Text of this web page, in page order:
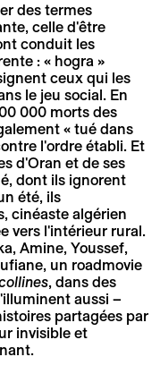
des termes
celle d'être
conduit les
: « hogra »
ceux qui les
le jeu social. En
000 morts des
« tué dans
l'ordre établi. Et
d'Oran et de ses
dont ils ignorent
été, ils
cinéaste algérien
vers l'intérieur rural.
Amine, Youssef,
un roadmovie
, dans des
aussi –
partagées par
invisible et